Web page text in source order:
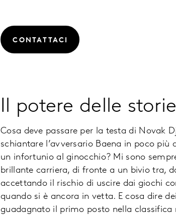
CONTATTACI
Il potere delle storie
Cosa deve passare per la testa di Novak
schiantare l’avversario Baena in poco
un infortunio al ginocchio? Mi sono
brillante carriera, di fronte a un bivio tra,
accettando il rischio di uscire dai giochi
quando si è ancora in vetta. E cosa dire
guadagnato il primo posto nella